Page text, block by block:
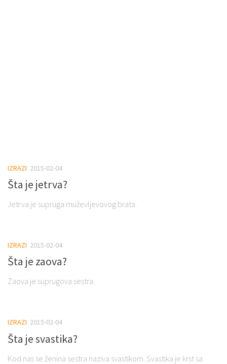
IZRAZI 2015-02-04
Šta je jetrva?
Jetrva je supruga muževljevovog brata.
IZRAZI 2015-02-04
Šta je zaova?
Zaova je suprugova sestra.
IZRAZI 2015-02-04
Šta je svastika?
Kod nas se ženina sestra naziva svastikom. Svastika je krst sa